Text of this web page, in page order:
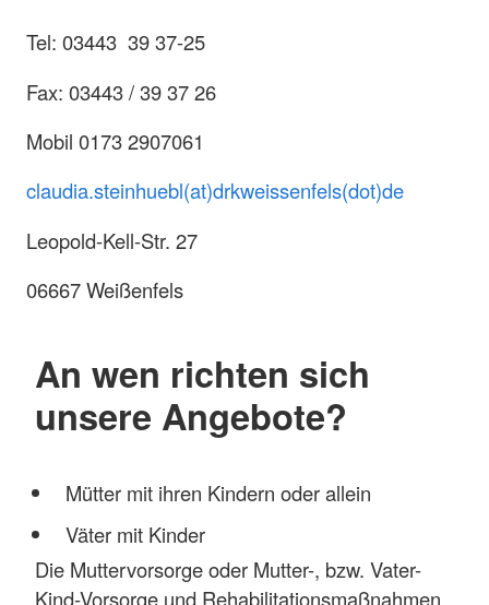
Tel: 03443 39 37-25
Fax: 03443 / 39 37 26
Mobil 0173 2907061
claudia.steinhuebl(at)drkweissenfels(dot)de
Leopold-Kell-Str. 27
06667 Weißenfels
An wen richten sich
unsere Angebote?
Mütter mit ihren Kindern oder allein
Väter mit Kinder
Die Muttervorsorge oder Mutter-, bzw. Vater-
Kind-Vorsorge und Rehabilitationsmaßnahmen